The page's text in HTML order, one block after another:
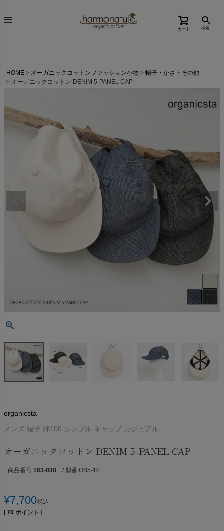
カート 検索
HOME オーガニックコットンファッション小物
帽子・かさ・その他
オーガニックコットン DENIM 5-PANEL CAP
organicsta
メンズ 帽子 綿100 シンプル キャップ カジュアル
オーガニックコットン DENIM 5-PANEL CAP
商品番号 163-038 / 型番 OS5-10
¥7,700税込
[ 70 ポイント ]